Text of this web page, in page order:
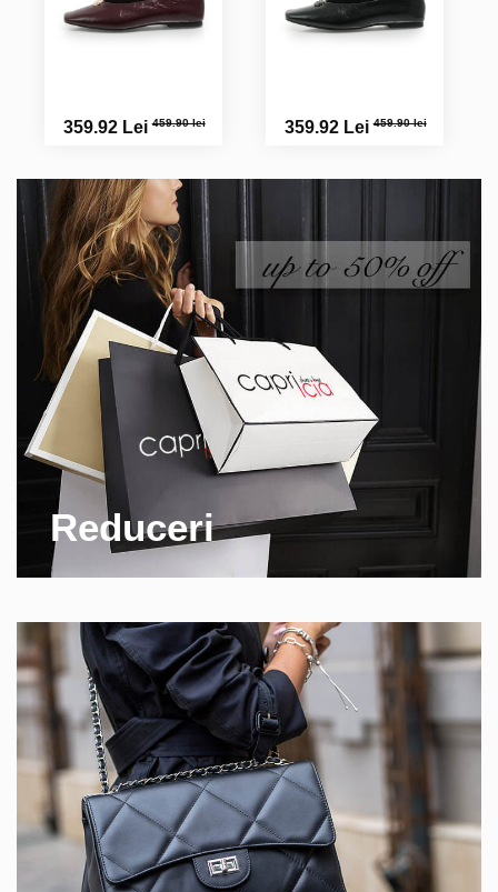
359.92 Lei459.90 lei 359.92 Lei459.90 lei
Reduceri